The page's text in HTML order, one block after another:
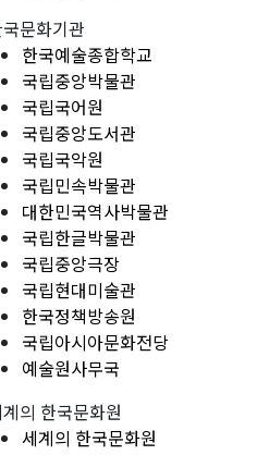
문화기관
한국예술종합학교
국립중앙박물관
국립국어원
국립중앙도서관
국립국악원
국립민속박물관
대한민국역사박물관
국립한글박물관
국립중앙극장
국립현대미술관
한국정책방송원
국립아시아문화전당
예술원사무국
의 한국문화원
세계의 한국문화원